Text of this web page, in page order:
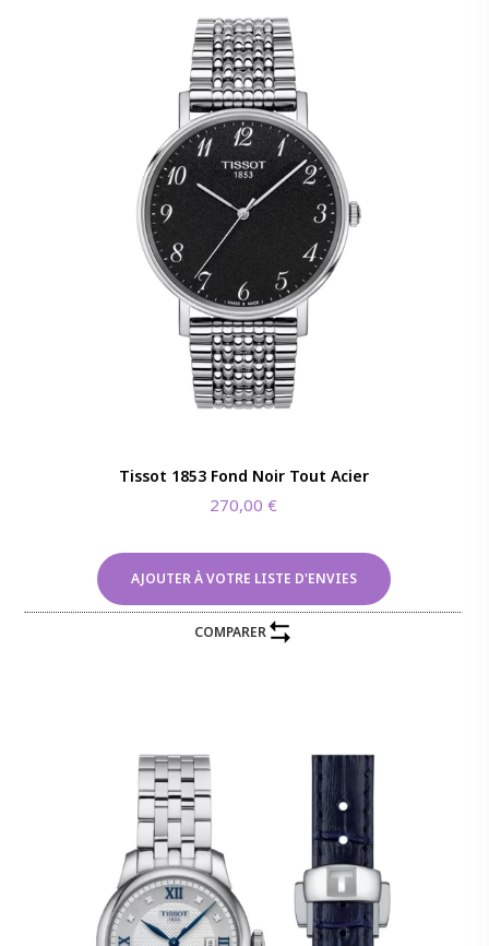
Tissot 1853 Fond Noir Tout Acier
270,00€
AJOUTER À VOTRE LISTE D'ENVIES
COMPARER